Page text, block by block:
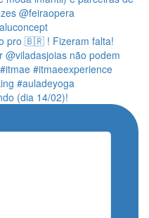
(dia 14/02)!